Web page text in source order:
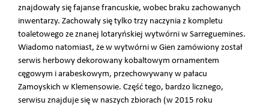
znajdowały się fajanse francuskie, wobec braku zachowanych
inwentarzy. Zachowały się tylko trzy naczynia z kompletu
toaletowego ze znanej lotaryńskiej wytwórni w Sarreguemines.
Wiadomo natomiast, że w wytwórni w Gien zamówiony został
serwis herbowy dekorowany kobaltowym ornamentem
cęgowym i arabeskowym, przechowywany w pałacu
Zamoyskich w Klemensowie. Część tego, bardzo licznego,
serwisu znajduje się w naszych zbiorach (w 2015 roku